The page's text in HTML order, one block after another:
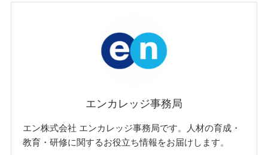
エンカレッジ事務局
エン株式会社 エンカレッジ事務局です。人材の育成・
教育・研修に関するお役立ち情報をお届けします。